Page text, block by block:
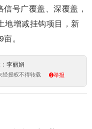
号广覆盖、深覆盖，
地增减挂钩项目，新
。
李丽娟
经授权不得转载 举报